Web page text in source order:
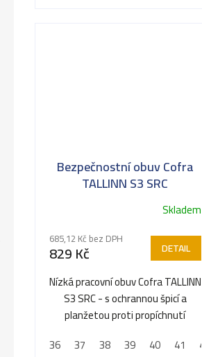
Bezpečnostní obuv Cofra
TALLINN S3 SRC
Skladem
685,12 Kč bez DPH
829 Kč DETAIL
Nízká pracovní obuv Cofra TALLINN
S3 SRC - s ochrannou špicí a
planžetou proti propíchnutí
36
37 38 39 40 41 42